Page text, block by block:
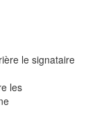
le signataire
les